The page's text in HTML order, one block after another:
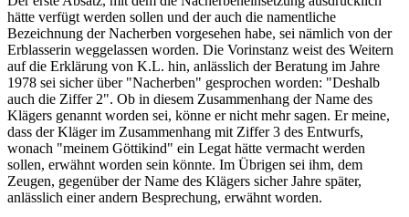
hätte verfügt werden sollen und der auch die namentliche
Bezeichnung der Nacherben vorgesehen habe, sei nämlich von der
Erblasserin weggelassen worden. Die Vorinstanz weist des Weitern
auf die Erklärung von K.L. hin, anlässlich der Beratung im Jahre
1978 sei sicher über "Nacherben" gesprochen worden: "Deshalb
auch die Ziffer 2". Ob in diesem Zusammenhang der Name des
Klägers genannt worden sei, könne er nicht mehr sagen. Er meine,
dass der Kläger im Zusammenhang mit Ziffer 3 des Entwurfs,
wonach "meinem Göttikind" ein Legat hätte vermacht werden
sollen, erwähnt worden sein könnte. Im Übrigen sei ihm, dem
Zeugen, gegenüber der Name des Klägers sicher Jahre später,
anlässlich einer andern Besprechung, erwähnt worden.